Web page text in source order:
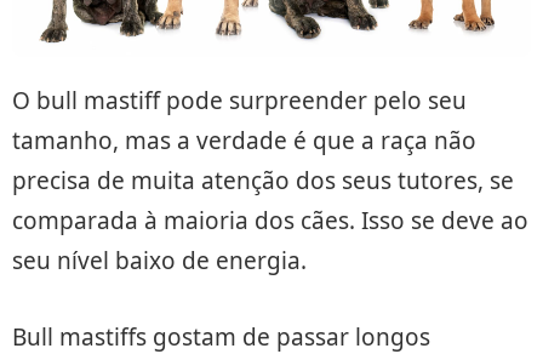
O bull mastiff pode surpreender pelo seu
tamanho, mas a verdade é que a raça não
precisa de muita atenção dos seus tutores, se
comparada à maioria dos cães. Isso se deve ao
seu nível baixo de energia.
Bull mastiffs gostam de passar longos